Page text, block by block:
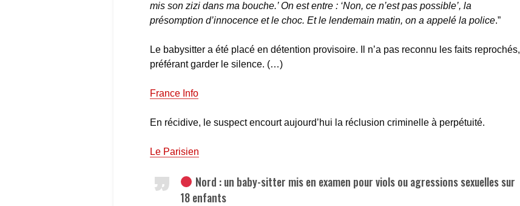
mis son zizi dans ma bouche.’ On est entre : ‘Non, ce n’est pas possible’, la
présomption d’innocence et le choc. Et le lendemain matin, on a appelé la police.”
Le babysitter a été placé en détention provisoire. Il n’a pas reconnu les faits reprochés,
préférant garder le silence. (…)
France Info
En récidive, le suspect encourt aujourd’hui la réclusion criminelle à perpétuité.
Le Parisien
Nord : un baby-sitter mis en examen pour viols ou agressions sexuelles sur
18 enfants